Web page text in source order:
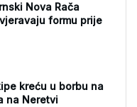
Nova Rača
formu prije
kreću u borbu na
na Neretvi